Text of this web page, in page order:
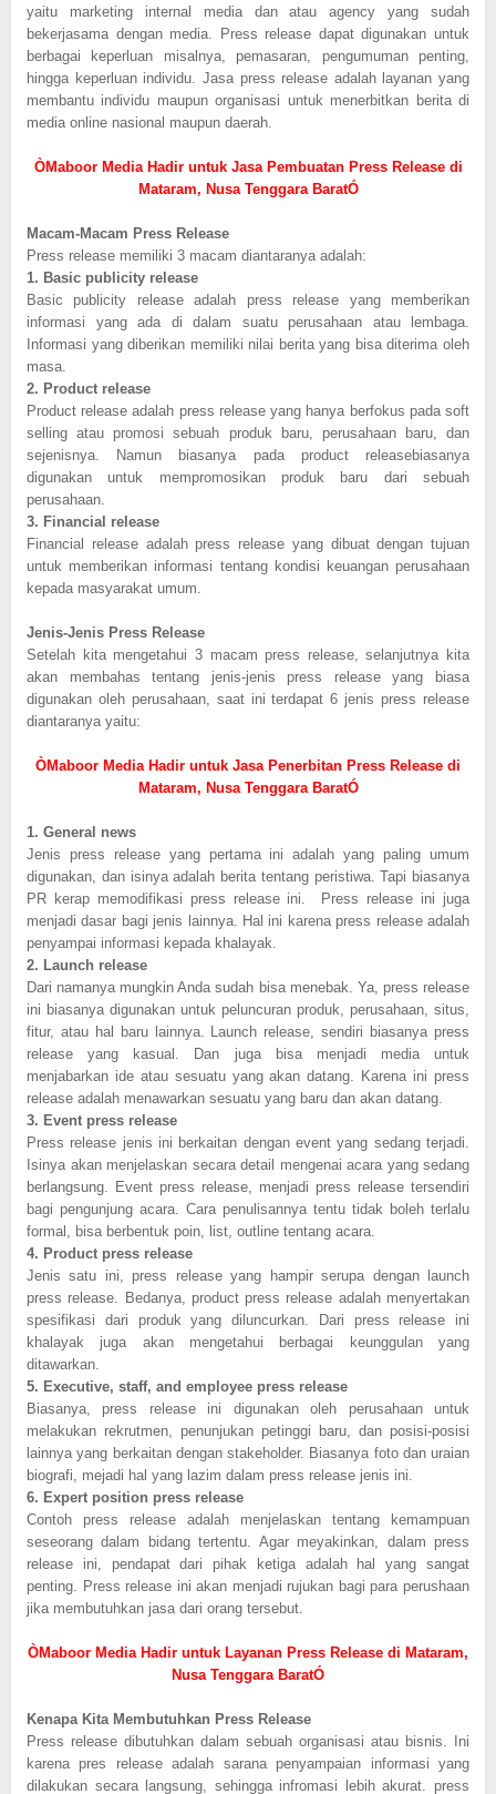
yaitu marketing internal media dan atau agency yang sudah
bekerjasama dengan media. Press release dapat digunakan untuk
berbagai keperluan misalnya, pemasaran, pengumuman penting,
hingga keperluan individu. Jasa press release adalah layanan yang
membantu individu maupun organisasi untuk menerbitkan berita di
media online nasional maupun daerah.
ÒMaboor Media Hadir untuk Jasa Pembuatan Press Release di
Mataram, Nusa Tenggara BaratÓ
Macam-Macam Press Release
Press release memiliki 3 macam diantaranya adalah:
1. Basic publicity release
Basic publicity release adalah press release yang memberikan
informasi yang ada di dalam suatu perusahaan atau lembaga.
Informasi yang diberikan memiliki nilai berita yang bisa diterima oleh
masa.
2. Product release
Product release adalah press release yang hanya berfokus pada soft
selling atau promosi sebuah produk baru, perusahaan baru, dan
sejenisnya. Namun biasanya pada product releasebiasanya
digunakan untuk mempromosikan produk baru dari sebuah
perusahaan.
3. Financial release
Financial release adalah press release yang dibuat dengan tujuan
untuk memberikan informasi tentang kondisi keuangan perusahaan
kepada masyarakat umum.
Jenis-Jenis Press Release
Setelah kita mengetahui 3 macam press release, selanjutnya kita
akan membahas tentang jenis-jenis press release yang biasa
digunakan oleh perusahaan, saat ini terdapat 6 jenis press release
diantaranya yaitu:
ÒMaboor Media Hadir untuk Jasa Penerbitan Press Release di
Mataram, Nusa Tenggara BaratÓ
1. General news
Jenis press release yang pertama ini adalah yang paling umum
digunakan, dan isinya adalah berita tentang peristiwa. Tapi biasanya
PR kerap memodifikasi press release ini. Press release ini juga
menjadi dasar bagi jenis lainnya. Hal ini karena press release adalah
penyampai informasi kepada khalayak.
2. Launch release
Dari namanya mungkin Anda sudah bisa menebak. Ya, press release
ini biasanya digunakan untuk peluncuran produk, perusahaan, situs,
fitur, atau hal baru lainnya. Launch release, sendiri biasanya press
release yang kasual. Dan juga bisa menjadi media untuk
menjabarkan ide atau sesuatu yang akan datang. Karena ini press
release adalah menawarkan sesuatu yang baru dan akan datang.
3. Event press release
Press release jenis ini berkaitan dengan event yang sedang terjadi.
Isinya akan menjelaskan secara detail mengenai acara yang sedang
berlangsung. Event press release, menjadi press release tersendiri
bagi pengunjung acara. Cara penulisannya tentu tidak boleh terlalu
formal, bisa berbentuk poin, list, outline tentang acara.
4. Product press release
Jenis satu ini, press release yang hampir serupa dengan launch
press release. Bedanya, product press release adalah menyertakan
spesifikasi dari produk yang diluncurkan. Dari press release ini
khalayak juga akan mengetahui berbagai keunggulan yang
ditawarkan.
5. Executive, staff, and employee press release
Biasanya, press release ini digunakan oleh perusahaan untuk
melakukan rekrutmen, penunjukan petinggi baru, dan posisi-posisi
lainnya yang berkaitan dengan stakeholder. Biasanya foto dan uraian
biografi, mejadi hal yang lazim dalam press release jenis ini.
6. Expert position press release
Contoh press release adalah menjelaskan tentang kemampuan
seseorang dalam bidang tertentu. Agar meyakinkan, dalam press
release ini, pendapat dari pihak ketiga adalah hal yang sangat
penting. Press release ini akan menjadi rujukan bagi para perushaan
jika membutuhkan jasa dari orang tersebut.
ÒMaboor Media Hadir untuk Layanan Press Release di Mataram,
Nusa Tenggara BaratÓ
Kenapa Kita Membutuhkan Press Release
Press release dibutuhkan dalam sebuah organisasi atau bisnis. Ini
karena pres release adalah sarana penyampaian informasi yang
dilakukan secara langsung, sehingga infromasi lebih akurat. press